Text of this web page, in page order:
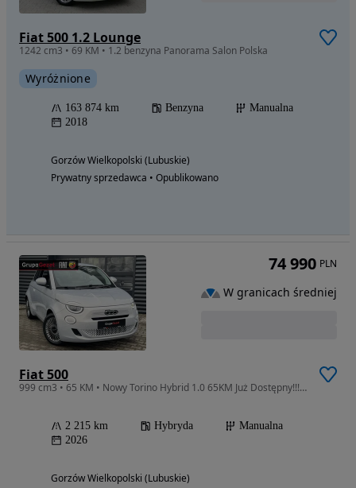
Fiat 500 1.2 Lounge
1242 cm3 • 69 KM • 1.2 benzyna Panorama Salon Polska
Wyróżnione
163 874 km Benzyna
Manualna
2018
Gorzów Wielkopolski (Lubuskie)
Prywatny sprzedawca • Opublikowano
Fiat 500
999 cm3 • 65 KM • Nowy Torino Hybrid 1.0 65KM Już Dostępny!!! Nowość
2 215 km Hybryda
Manualna
2026
Gorzów Wielkopolski (Lubuskie)
74 990 PLN
W granicach średniej